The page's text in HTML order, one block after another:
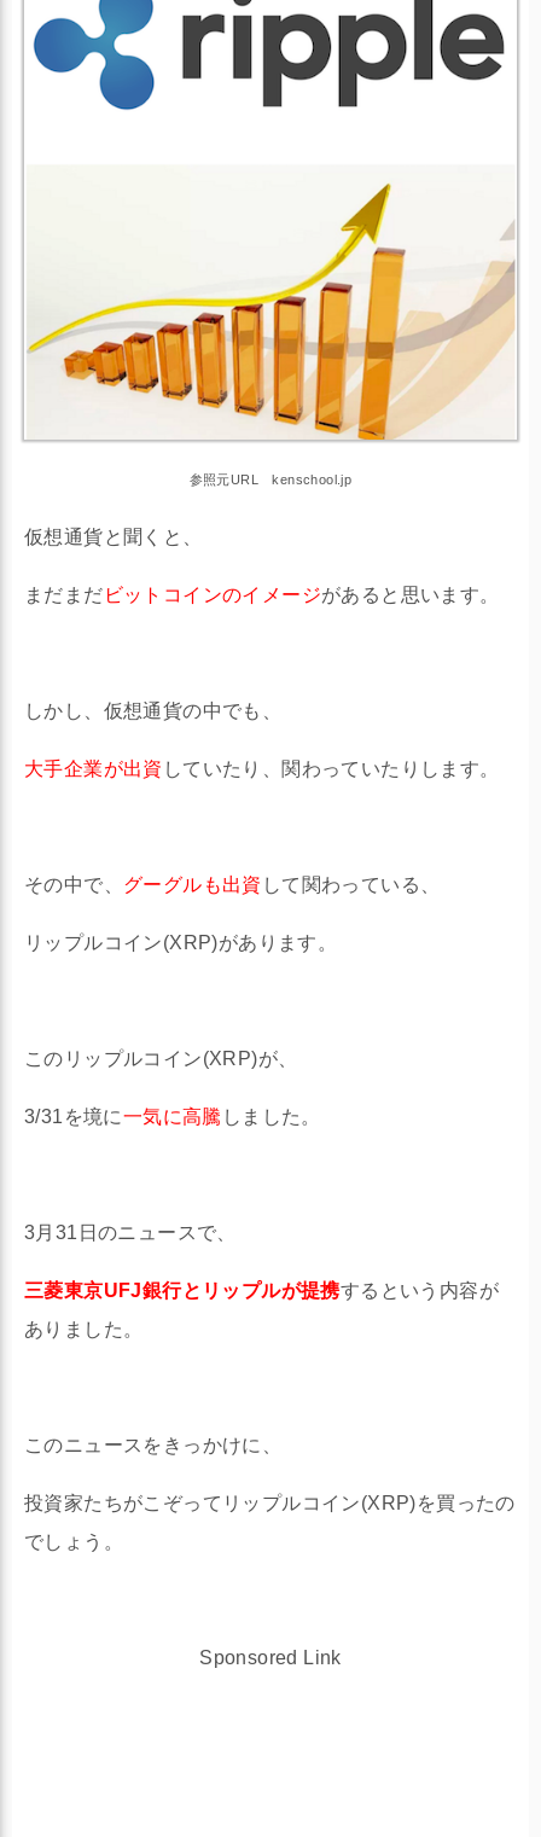
参照元URL kenschool.jp
仮想通貨と聞くと、
まだまだ ビットコインのイメージがあると思います。
しかし、仮想通貨の中でも、
大手企業が出資 していたり、関わっていたりします。
その中で、 グーグルも出資 して関わっている、
リップルコイン(XRP)があります。
このリップルコイン(XRP)が、
3/31を境に一気に高騰 しました。
3月31日のニュースで、
三菱東京UFJ銀行とリップルが提携するという内容が
ありました。
このニュースをきっかけに、
投資家たちがこぞってリップルコイン(XRP)を買ったの
でしょう。
Sponsored Link